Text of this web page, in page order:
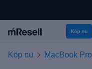
Köp nu
Köp nu MacBook Pro